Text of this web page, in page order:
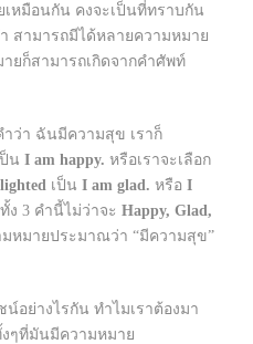
หมือนกัน คงจะเป็นที่ทราบกัน
สามารถมีได้หลายความหมาย
ยก็สามารถเกิดจากคำศัพท์
ำว่า ฉันมีความสุข เราก็
ป็น I am happy. หรือเราจะเลือก
เป็น I am glad. หรือ I
ง 3 คำนี้ไม่ว่าจะ Happy, Glad,
หมายประมาณว่า “มีความสุข”
อย่างไรกัน ทำไมเราต้องมา
งๆที่มันมีความหมาย